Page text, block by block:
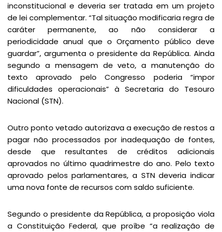
inconstitucional e deveria ser tratada em um projeto
de lei complementar. “Tal situação modificaria regra de
caráter permanente, ao não considerar a
periodicidade anual que o Orçamento público deve
guardar”, argumenta o presidente da República. Ainda
segundo a mensagem de veto, a manutenção do
texto aprovado pelo Congresso poderia “impor
dificuldades operacionais” à Secretaria do Tesouro
Nacional (STN).
Outro ponto vetado autorizava a execução de restos a
pagar não processados por inadequação de fontes,
desde que resultantes de créditos adicionais
aprovados no último quadrimestre do ano. Pelo texto
aprovado pelos parlamentares, a STN deveria indicar
uma nova fonte de recursos com saldo suficiente.
Segundo o presidente da República, a proposição viola
a Constituição Federal, que proíbe “a realização de